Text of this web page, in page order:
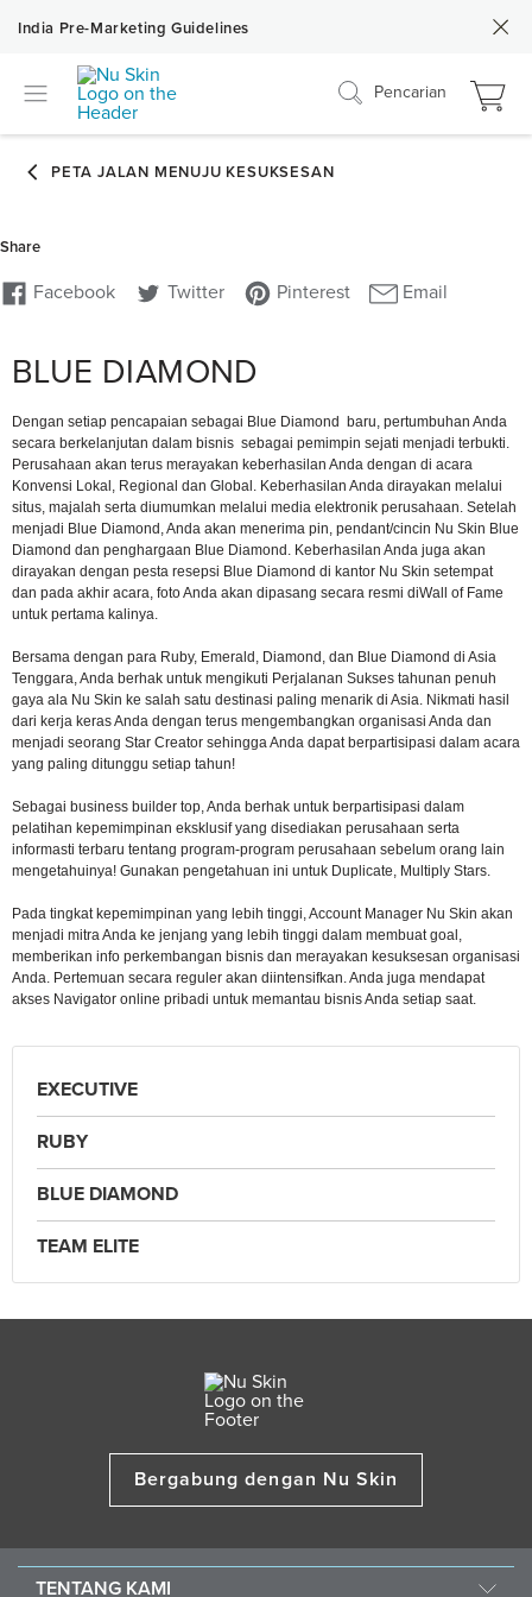
India Pre-Marketing Guidelines
Pencarian
BLUE DIAMOND
Dengan setiap pencapaian sebagai Blue Diamond baru, pertumbuhan Anda
secara berkelanjutan dalam bisnis sebagai pemimpin sejati menjadi terbukti.
Perusahaan akan terus merayakan keberhasilan Anda dengan di acara
Konvensi Lokal, Regional dan Global. Keberhasilan Anda dirayakan melalui
situs, majalah serta diumumkan melalui media elektronik perusahaan. Setelah
menjadi Blue Diamond, Anda akan menerima pin, pendant/cincin Nu Skin Blue
Diamond dan penghargaan Blue Diamond. Keberhasilan Anda juga akan
dirayakan dengan pesta resepsi Blue Diamond di kantor Nu Skin setempat
dan pada akhir acara, foto Anda akan dipasang secara resmi diWall of Fame
untuk pertama kalinya.
Bersama dengan para Ruby, Emerald, Diamond, dan Blue Diamond di Asia
Tenggara, Anda berhak untuk mengikuti Perjalanan Sukses tahunan penuh
gaya ala Nu Skin ke salah satu destinasi paling menarik di Asia. Nikmati hasil
dari kerja keras Anda dengan terus mengembangkan organisasi Anda dan
menjadi seorang Star Creator sehingga Anda dapat berpartisipasi dalam acara
yang paling ditunggu setiap tahun!
Sebagai business builder top, Anda berhak untuk berpartisipasi dalam
pelatihan kepemimpinan eksklusif yang disediakan perusahaan serta
informasti terbaru tentang program-program perusahaan sebelum orang lain
mengetahuinya! Gunakan pengetahuan ini untuk Duplicate, Multiply Stars.
Pada tingkat kepemimpinan yang lebih tinggi, Account Manager Nu Skin akan
menjadi mitra Anda ke jenjang yang lebih tinggi dalam membuat goal,
memberikan info perkembangan bisnis dan merayakan kesuksesan organisasi
Anda. Pertemuan secara reguler akan diintensifkan. Anda juga mendapat
akses Navigator online pribadi untuk memantau bisnis Anda setiap saat.
EXECUTIVE
RUBY
BLUE DIAMOND
TEAM ELITE
Bergabung dengan Nu Skin
TENTANG KAMI